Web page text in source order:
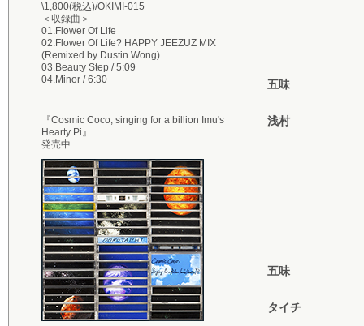
\1,800(税込)/OKIMI-015
＜収録曲＞
01.Flower Of Life
02.Flower Of Life? HAPPY JEEZUZ MIX
(Remixed by Dustin Wong)
03.Beauty Step / 5:09
04.Minor / 6:30
『Cosmic Coco, singing for a billion Imu's
Hearty Pi』
発売中
五味
浅村
五味
タイチ